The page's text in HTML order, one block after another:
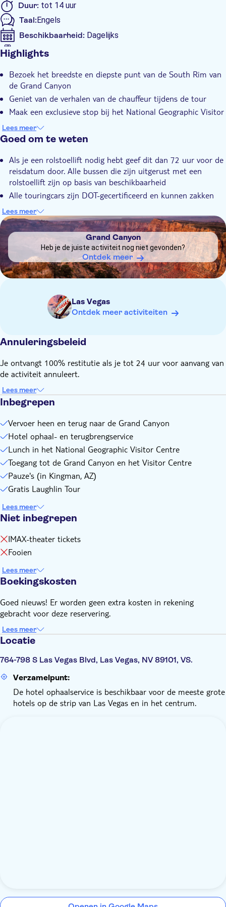
Duur: tot 14 uur
Taal:Engels
Beschikbaarheid: Dagelijks
Mobiele voucher wordt geaccepteerd
Instant confirmation
Rolstoeltoegankelijk
Highlights
Bezoek het breedste en diepste punt van de South Rim van
de Grand Canyon
Geniet van de verhalen van de chauffeur tijdens de tour
Maak een exclusieve stop bij het National Geographic Visitor
Spot de inactieve vulkaan Fortification Hill
airconditioning
Lees meer
Goed om te weten
Als je een rolstoellift nodig hebt geef dit dan 72 uur voor de
reisdatum door. Alle bussen die zijn uitgerust met een
rolstoellift zijn op basis van beschikbaarheid
Alle touringcars zijn DOT-gecertificeerd en kunnen zakken
Hulphonden mogen meereizen op vertoon van de juiste en
actuele documenten
Kleine zuurstoftanks zijn toegestaan
Alle reserveringen moeten 24 - 48 uur vóór de reisdatum
worden bevestigd
Als een item niet op de lijst staat controleer dit dan voordat
je in de bus stapt
De gratis Laughlin Tour wordt aangeboden op maandag,
dinsdag, woensdag en vrijdag - deelnemers dienen ons
bellen op 702-739-7777 - 7 dagen per week geopend vanaf
05.00 uur tot 23.30 uur. Bij het inchecken worden USD 5,00
aan registratiekosten in rekening gebracht
Lees meer
DSA1Grand Canyon
Grand Canyon
Heb je de juiste activiteit nog niet gevonden?
Ontdek meer
Las Vegas
Ontdek meer activiteiten
Annuleringsbeleid
Je ontvangt 100% restitutie als je tot 24 uur voor aanvang van
de activiteit annuleert.
Lees meer
Inbegrepen
Vervoer heen en terug naar de Grand Canyon
Hotel ophaal- en terugbrengservice
Lunch in het National Geographic Visitor Centre
Toegang tot de Grand Canyon en het Visitor Centre
Pauze's (in Kingman, AZ)
Gratis Laughlin Tour
Lees meer
Niet inbegrepen
IMAX-theater tickets
Fooien
Lees meer
Boekingskosten
Goed nieuws! Er worden geen extra kosten in rekening
gebracht voor deze reservering.
Lees meer
Locatie
764-798 S Las Vegas Blvd, Las Vegas, NV 89101, VS.
Verzamelpunt:
De hotel ophaalservice is beschikbaar voor de meeste grote
hotels op de strip van Las Vegas en in het centrum.